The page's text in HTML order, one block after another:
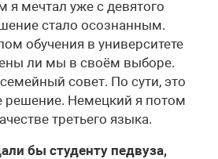
я мечтал уже с девятого
стало осознанным.
обучения в университете
ли мы в своём выборе.
совет. По сути, это
решение. Немецкий я потом
третьего языка.
бы студенту педвуза,